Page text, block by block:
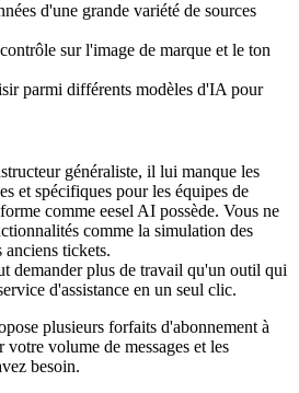
d'une grande variété de sources
sur l'image de marque et le ton
parmi différents modèles d'IA pour
généraliste, il lui manque les
et spécifiques pour les équipes de
comme eesel AI possède. Vous ne
comme la simulation des
anciens tickets.
demander plus de travail qu'un outil qui
d'assistance en un seul clic.
plusieurs forfaits d'abonnement à
votre volume de messages et les
besoin.